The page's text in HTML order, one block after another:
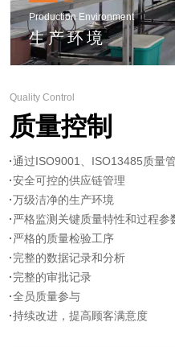
LOGIN
Production Environment
生产环境
Quality Control
质量控制
通过ISO9001、ISO13485质量
安全可控的供应链管理
万级洁净的生产环境
严格监测关键质量特性和过程参
严格的质量检验工序
完整的数据记录和分析
完整的审批记录
全员质量参与
持续改进，提高顾客满意度